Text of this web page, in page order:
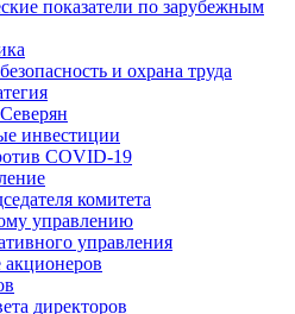
показатели по зарубежным
и охрана труда
инвестиции
COVID‑19
комитета
управлению
управления
директоров